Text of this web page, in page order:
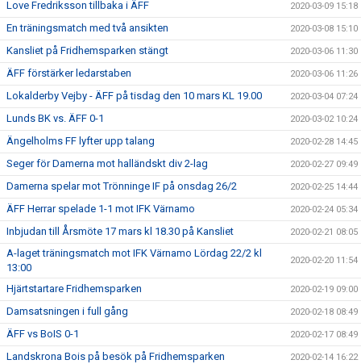
Love Fredriksson tillbaka i ÄFF 2020-03-09 15:18
En träningsmatch med två ansikten 2020-03-08 15:10
Kansliet på Fridhemsparken stängt 2020-03-06 11:30
ÄFF förstärker ledarstaben 2020-03-06 11:26
Lokalderby Vejby - ÄFF på tisdag den 10 mars KL 19.00 2020-03-04 07:24
Lunds BK vs. ÄFF 0-1 2020-03-02 10:24
Ängelholms FF lyfter upp talang 2020-02-28 14:45
Seger för Damerna mot halländskt div 2-lag 2020-02-27 09:49
Damerna spelar mot Trönninge IF på onsdag 26/2 2020-02-25 14:44
ÄFF Herrar spelade 1-1 mot IFK Värnamo 2020-02-24 05:34
Inbjudan till Årsmöte 17 mars kl 18.30 på Kansliet 2020-02-21 08:05
A-laget träningsmatch mot IFK Värnamo Lördag 22/2 kl
13:00
2020-02-20 11:54
Hjärtstartare Fridhemsparken 2020-02-19 09:00
Damsatsningen i full gång 2020-02-18 08:49
ÄFF vs BoIS 0-1 2020-02-17 08:49
Landskrona Bois på besök på Fridhemsparken 2020-02-14 16:22